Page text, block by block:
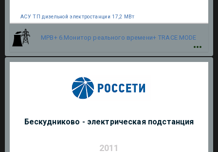
АСУ ТП дизельной электростанции 17,2 МВт
МРВ+ 6.Монитор реального времени+ TRACE MODE
Бескудниково - электрическая подстанция
2011